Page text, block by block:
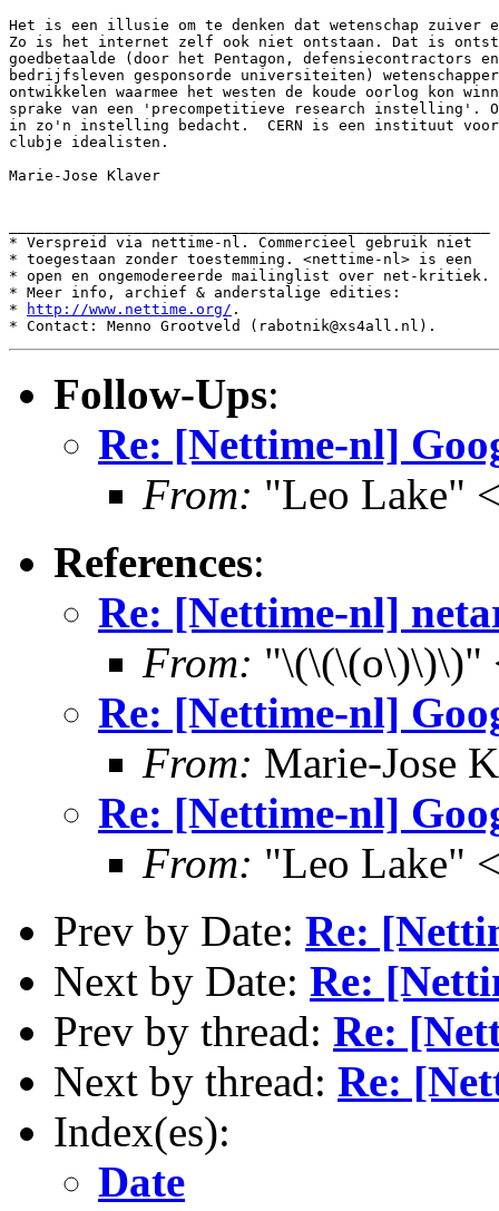
Het is een illusie om te denken dat wetenschap
Zo is het internet zelf ook niet ontstaan. Dat is
goedbetaalde (door het Pentagon, defensiecontractors
bedrijfsleven gesponsorde universiteiten)
ontwikkelen waarmee het westen de koude oorlog kon
sprake van een 'precompetitieve research instelling'.
in zo'n instelling bedacht.  CERN is een instituut
clubje idealisten.
Marie-Jose Klaver
* Verspreid via nettime-nl. Commercieel gebruik niet
* toegestaan zonder toestemming. <nettime-nl> is een
* open en ongemodereerde mailinglist over net-kritiek.
* Meer info, archief & anderstalige edities:
*
http://www.nettime.org/ .
Follow-Ups:
Re: [Nettime-nl]
From: "Leo Lake"
References:
Re: [Nettime-nl]
From: "\(\(\(o\)\)\)"
Re: [Nettime-nl]
From: Marie-Jose
Re: [Nettime-nl]
From: "Leo Lake"
Prev by Date: Re:
Next by Date: Re:
Prev by thread: Re:
Next by thread: Re:
Index(es):
Date